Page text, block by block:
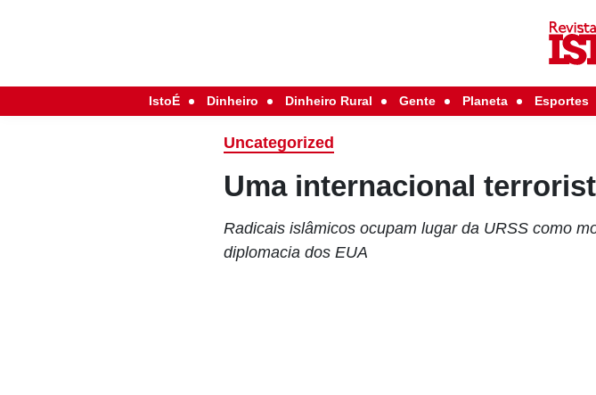
IstoÉ Dinheiro Dinheiro Rural Gente Planeta Esportes
Uncategorized
Uma internacional
Radicais islâmicos ocupam lugar da URSS como
diplomacia dos EUA